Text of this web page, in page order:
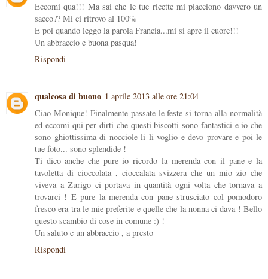
Eccomi qua!!! Ma sai che le tue ricette mi piacciono davvero un
sacco?? Mi ci ritrovo al 100%
E poi quando leggo la parola Francia...mi si apre il cuore!!!
Un abbraccio e buona pasqua!
Rispondi
qualcosa di buono 1 aprile 2013 alle ore 21:04
Ciao Monique! Finalmente passate le feste si torna alla normalità
ed eccomi qui per dirti che questi biscotti sono fantastici e io che
sono ghiottissima di nocciole li li voglio e devo provare e poi le
tue foto... sono splendide !
Ti dico anche che pure io ricordo la merenda con il pane e la
tavoletta di cioccolata , cioccalata svizzera che un mio zio che
viveva a Zurigo ci portava in quantità ogni volta che tornava a
trovarci ! E pure la merenda con pane strusciato col pomodoro
fresco era tra le mie preferite e quelle che la nonna ci dava ! Bello
questo scambio di cose in comune :) !
Un saluto e un abbraccio , a presto
Rispondi